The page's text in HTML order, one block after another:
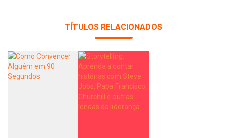
TÍTULOS RELACIONADOS
Facebook